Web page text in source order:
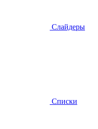
Слайдеры
Списки